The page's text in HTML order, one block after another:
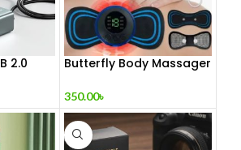
2.0
Butterfly Body Massager
রিল্যাক্সেশন! 🦋
350.00৳